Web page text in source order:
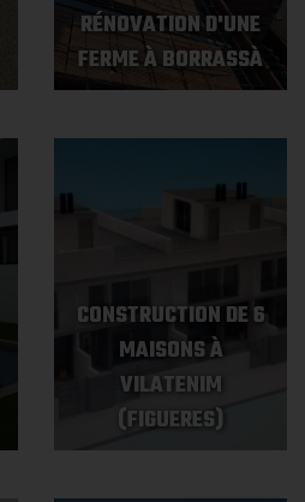
RÉNOVATION D'UNE
FERME À BORRASSÀ
CONSTRUCTION DE 6
MAISONS À
VILATENIM
(FIGUERES)